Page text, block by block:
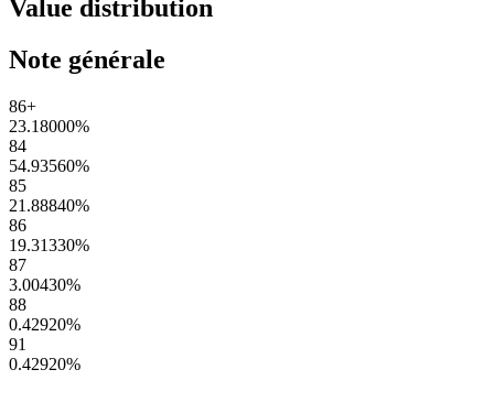
Value distribution
Note générale
86+
23.18000%
84
54.93560%
85
21.88840%
86
19.31330%
87
3.00430%
88
0.42920%
91
0.42920%